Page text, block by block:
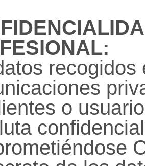
recogidos
o